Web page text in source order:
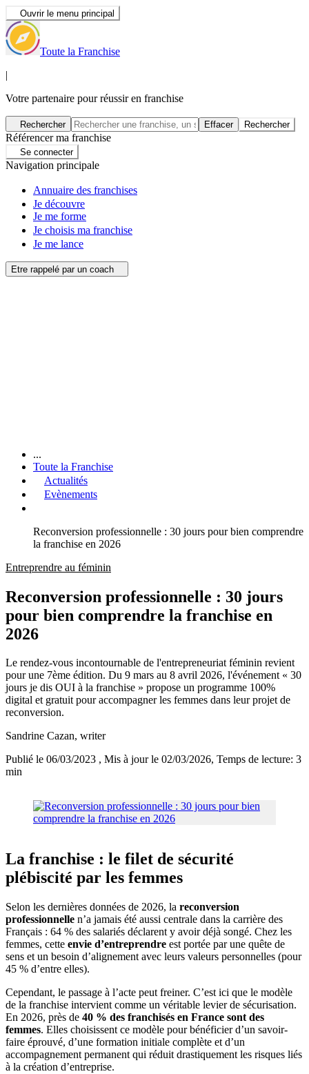
Ouvrir le menu principal
Toute la Franchise
|
Votre partenaire pour réussir en franchise
Rechercher Effacer Rechercher
Référencer ma franchise
Se connecter
Navigation principale
Annuaire des franchises
Je découvre
Je me forme
Je choisis ma franchise
Je me lance
Etre rappelé par un coach
...
Toute la Franchise
Actualités
Evènements
Reconversion professionnelle : 30 jours pour bien comprendre
la franchise en 2026
Entreprendre au féminin
Reconversion professionnelle : 30 jours
pour bien comprendre la franchise en
2026
Le rendez-vous incontournable de l'entrepreneuriat féminin revient
pour une 7ème édition. Du 9 mars au 8 avril 2026, l'événement « 30
jours je dis OUI à la franchise » propose un programme 100%
digital et gratuit pour accompagner les femmes dans leur projet de
reconversion.
Sandrine Cazan, writer
Publié le 06/03/2023 , Mis à jour le 02/03/2026, Temps de lecture: 3
min
La franchise : le filet de sécurité
plébiscité par les femmes
Selon les dernières données de 2026, la reconversion
professionnelle n’a jamais été aussi centrale dans la carrière des
Français : 64 % des salariés déclarent y avoir déjà songé. Chez les
femmes, cette envie d’entreprendre est portée par une quête de
sens et un besoin d’alignement avec leurs valeurs personnelles (pour
45 % d’entre elles).
Cependant, le passage à l’acte peut freiner. C’est ici que le modèle
de la franchise intervient comme un véritable levier de sécurisation.
En 2026, près de 40 % des franchisés en France sont des
femmes. Elles choisissent ce modèle pour bénéficier d’un savoir-
faire éprouvé, d’une formation initiale complète et d’un
accompagnement permanent qui réduit drastiquement les risques liés
à la création d’entreprise.